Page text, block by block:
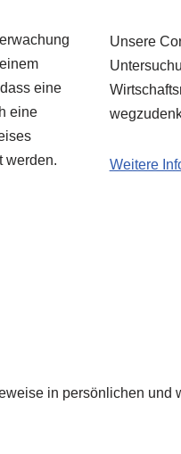
eine
eine
werden.
Unsere
Weitere
in persönlichen